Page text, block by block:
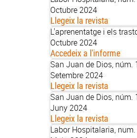
Octubre 2024
Llegeix la revista
L'aprenentatge i els
Octubre 2024
Accedeix a l'informe
San Juan de Dios, núm.
Setembre 2024
Llegeix la revista
San Juan de Dios, núm.
Juny 2024
Llegeix la revista
Labor Hospitalaria,